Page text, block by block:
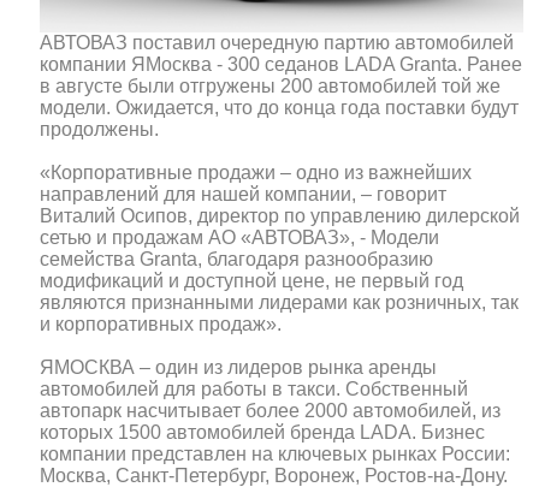
АВТОВАЗ поставил очередную партию автомобилей
компании ЯМосква - 300 седанов LADA Granta. Ранее
в августе были отгружены 200 автомобилей той же
модели. Ожидается, что до конца года поставки будут
продолжены.
«Корпоративные продажи – одно из важнейших
направлений для нашей компании, – говорит
Виталий Осипов, директор по управлению дилерской
сетью и продажам АО «АВТОВАЗ», - Модели
семейства Granta, благодаря разнообразию
модификаций и доступной цене, не первый год
являются признанными лидерами как розничных, так
и корпоративных продаж».
ЯМОСКВА – один из лидеров рынка аренды
автомобилей для работы в такси. Собственный
автопарк насчитывает более 2000 автомобилей, из
которых 1500 автомобилей бренда LADA. Бизнес
компании представлен на ключевых рынках России:
Москва, Санкт-Петербург, Воронеж, Ростов-на-Дону.